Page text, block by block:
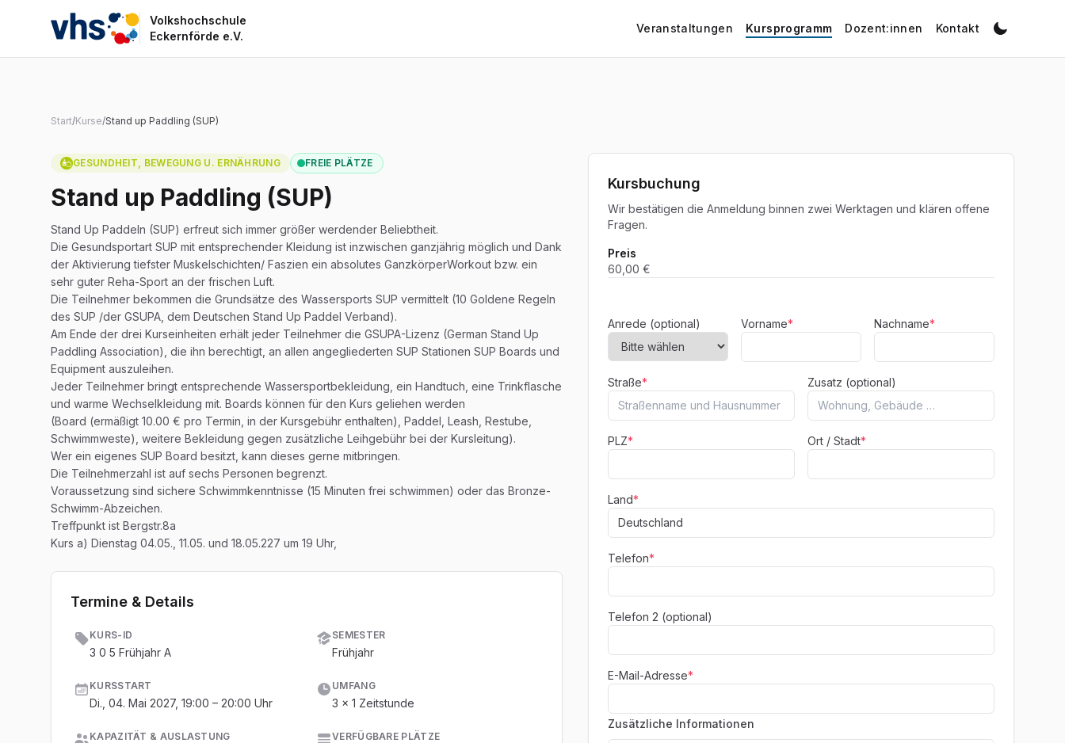
Volkshochschule
Eckernförde e.V.
VHS Eckernförde
Veranstaltungen Kursprogramm Dozent:innen Kontakt
Start/Kurse/Stand up Paddling (SUP)
GESUNDHEIT, BEWEGUNG U. ERNÄHRUNG FREIE PLÄTZE
Stand up Paddling (SUP)
Stand Up Paddeln (SUP) erfreut sich immer größer werdender Beliebtheit.
Die Gesundsportart SUP mit entsprechender Kleidung ist inzwischen ganzjährig möglich und Dank
der Aktivierung tiefster Muskelschichten/ Faszien ein absolutes GanzkörperWorkout bzw. ein
sehr guter Reha-Sport an der frischen Luft.
Die Teilnehmer bekommen die Grundsätze des Wassersports SUP vermittelt (10 Goldene Regeln
des SUP /der GSUPA, dem Deutschen Stand Up Paddel Verband).
Am Ende der drei Kurseinheiten erhält jeder Teilnehmer die GSUPA-Lizenz (German Stand Up
Paddling Association), die ihn berechtigt, an allen angegliederten SUP Stationen SUP Boards und
Equipment auszuleihen.
Jeder Teilnehmer bringt entsprechende Wassersportbekleidung, ein Handtuch, eine Trinkflasche
und warme Wechselkleidung mit. Boards können für den Kurs geliehen werden
(Board (ermäßigt 10.00 € pro Termin, in der Kursgebühr enthalten), Paddel, Leash, Restube,
Schwimmweste), weitere Bekleidung gegen zusätzliche Leihgebühr bei der Kursleitung).
Wer ein eigenes SUP Board besitzt, kann dieses gerne mitbringen.
Die Teilnehmerzahl ist auf sechs Personen begrenzt.
Voraussetzung sind sichere Schwimmkenntnisse (15 Minuten frei schwimmen) oder das Bronze-
Schwimm-Abzeichen.
Treffpunkt ist Bergstr.8a
Kurs a) Dienstag 04.05., 11.05. und 18.05.227 um 19 Uhr,
Termine & Details
KURS-ID
3 0 5 Frühjahr A
SEMESTER
Frühjahr
KURSSTART
Di., 04. Mai 2027, 19:00 – 20:00 Uhr
UMFANG
3 x 1 Zeitstunde
KAPAZITÄT & AUSLASTUNG VERFÜGBARE PLÄTZE
Kursbuchung
Wir bestätigen die Anmeldung binnen zwei Werktagen und klären offene
Fragen.
Preis
60,00 €
Anrede (optional) Vorname* Nachname*
Straße* Zusatz (optional)
PLZ* Ort / Stadt*
Land*
Telefon*
Telefon 2 (optional)
E-Mail-Adresse*
Zusätzliche Informationen